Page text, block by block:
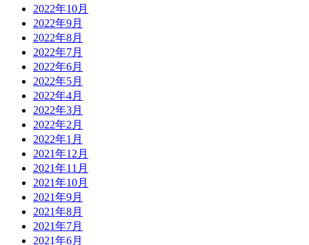
2022年10月
2022年9月
2022年8月
2022年7月
2022年6月
2022年5月
2022年4月
2022年3月
2022年2月
2022年1月
2021年12月
2021年11月
2021年10月
2021年9月
2021年8月
2021年7月
2021年6月